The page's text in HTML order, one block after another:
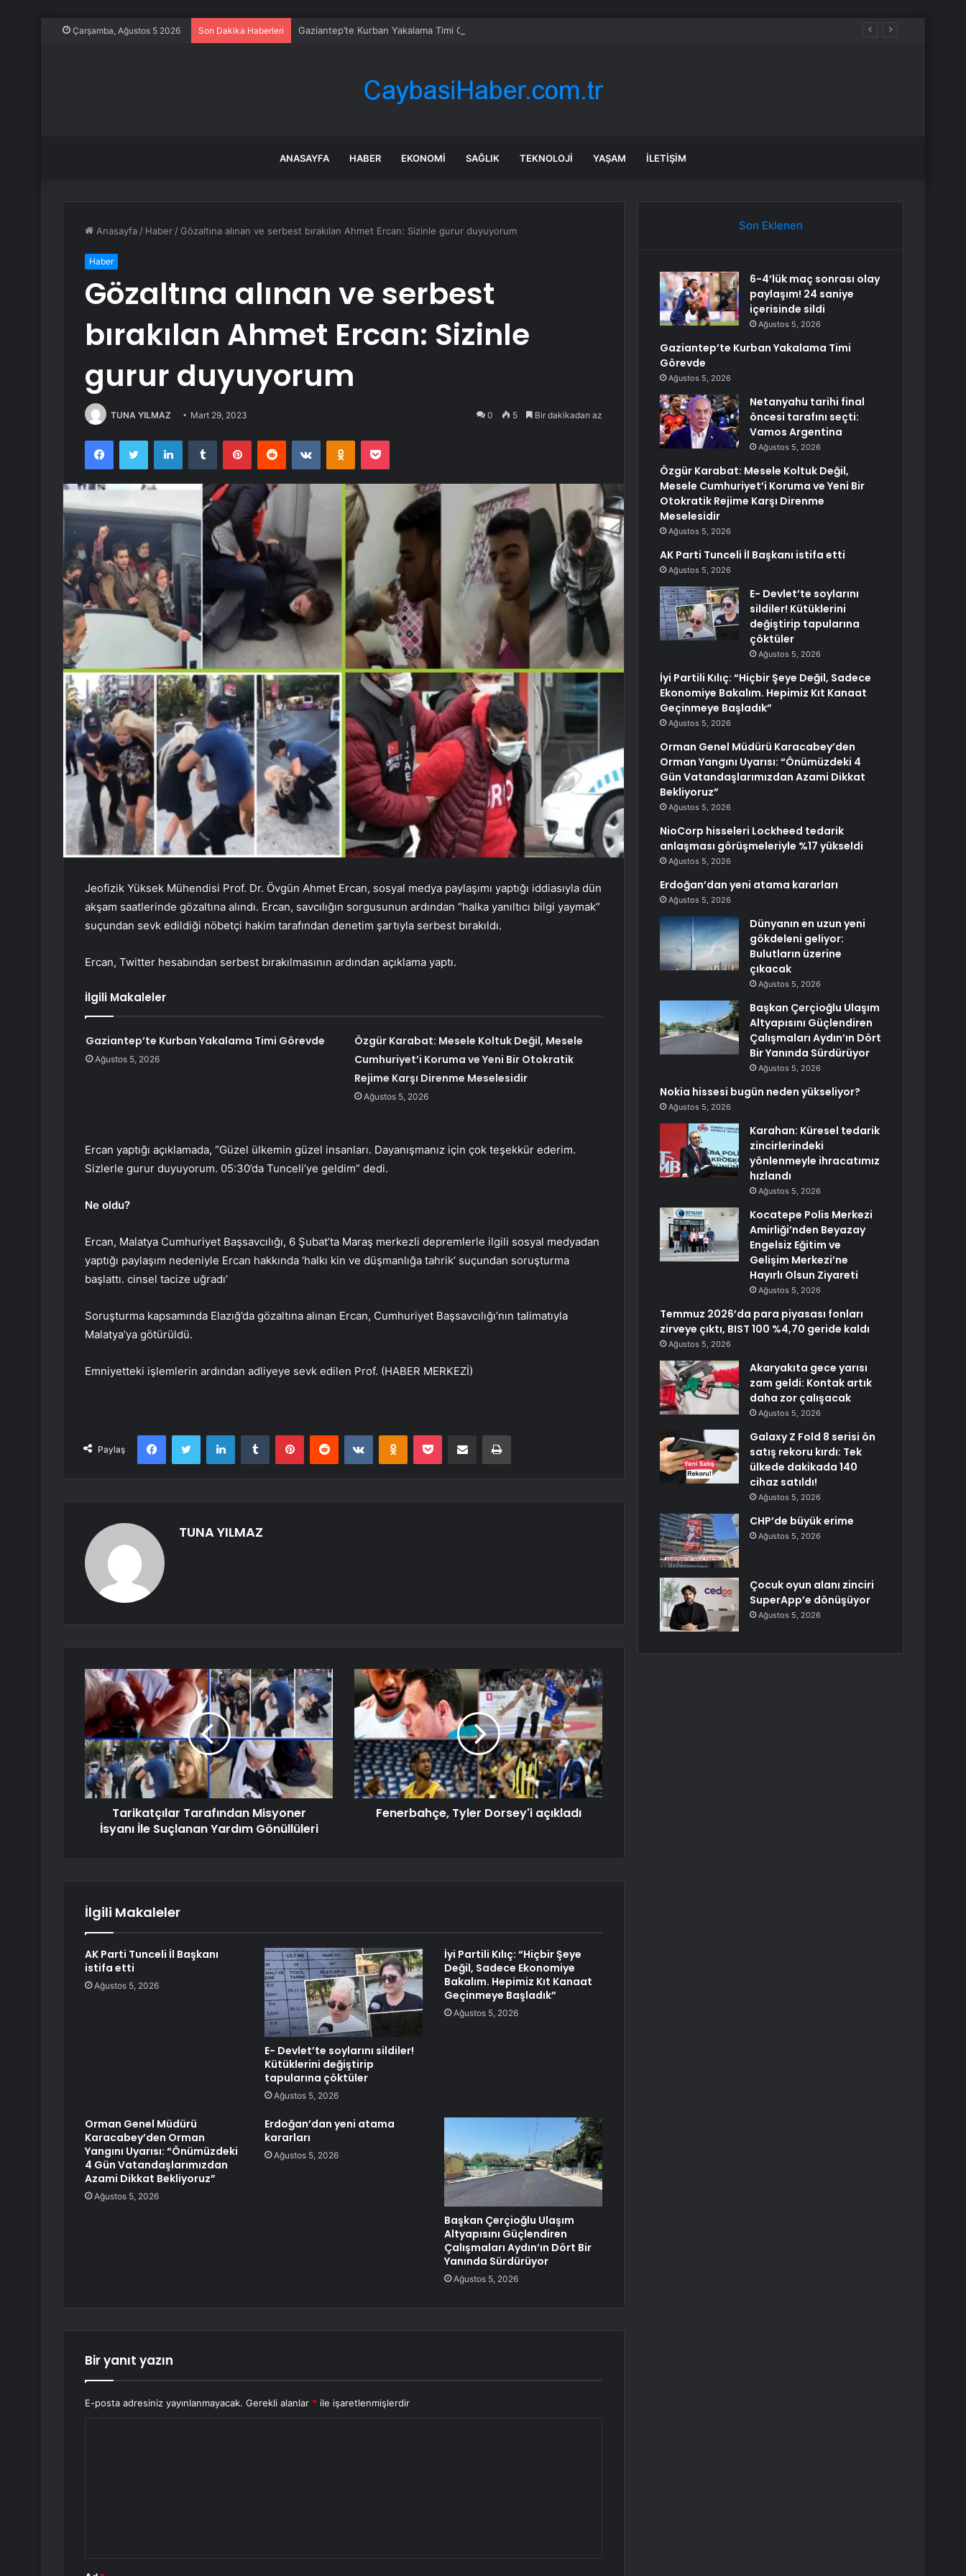
Çarşamba, Ağustos 5 2026 Son Dakika Haberleri Gaziantep’te Kurban Yakalama Timi Görevde
ANASAYFA HABER EKONOMI SAĞLIK TEKNOLOJI YAŞAM İLETIŞIM
Anasayfa / Haber / Gözaltına alınan ve serbest bırakılan Ahmet Ercan: Sizinle gurur duyuyorum
Haber
Gözaltına alınan ve serbest
bırakılan Ahmet Ercan: Sizinle
gurur duyuyorum
TUNA YILMAZ Mart 29, 2023 0 5 Bir dakikadan az
FacebookTwitter LinkedInTumblr PinterestReddit VKontakteOdnoklassniki
Pocket
Jeofizik Yüksek Mühendisi Prof. Dr. Övgün Ahmet Ercan, sosyal medya paylaşımı yaptığı iddiasıyla dün
akşam saatlerinde gözaltına alındı. Ercan, savcılığın sorgusunun ardından “halka yanıltıcı bilgi yaymak”
suçundan sevk edildiği nöbetçi hakim tarafından denetim şartıyla serbest bırakıldı.
Ercan, Twitter hesabından serbest bırakılmasının ardından açıklama yaptı.
İlgili Makaleler
Gaziantep’te Kurban Yakalama Timi Görevde
Ağustos 5, 2026
Özgür Karabat: Mesele Koltuk Değil, Mesele
Cumhuriyet’i Koruma ve Yeni Bir Otokratik
Rejime Karşı Direnme Meselesidir
Ağustos 5, 2026
Ercan yaptığı açıklamada, “Güzel ülkemin güzel insanları. Dayanışmanız için çok teşekkür ederim.
Sizlerle gurur duyuyorum. 05:30’da Tunceli’ye geldim” dedi.
Ne oldu?
Ercan, Malatya Cumhuriyet Başsavcılığı, 6 Şubat’ta Maraş merkezli depremlerle ilgili sosyal medyadan
yaptığı paylaşım nedeniyle Ercan hakkında ‘halkı kin ve düşmanlığa tahrik’ suçundan soruşturma
başlattı. cinsel tacize uğradı’
Soruşturma kapsamında Elazığ’da gözaltına alınan Ercan, Cumhuriyet Başsavcılığı’nın talimatıyla
Malatya’ya götürüldü.
Emniyetteki işlemlerin ardından adliyeye sevk edilen Prof. (HABER MERKEZİ)
Paylaş
FacebookTwitter LinkedInTumblr PinterestReddit VKontakteOdnoklassniki
Pocket E-Posta ile paylaş Yazdır
TUNA YILMAZ
Tarikatçılar Tarafından Misyoner
İsyanı İle Suçlanan Yardım Gönüllüleri
Fenerbahçe, Tyler Dorsey'i açıkladı
İlgili Makaleler
AK Parti Tunceli İl Başkanı
istifa etti
Ağustos 5, 2026
E- Devlet’te soylarını sildiler!
Kütüklerini değiştirip
tapularına çöktüler
Ağustos 5, 2026
İyi Partili Kılıç: “Hiçbir Şeye
Değil, Sadece Ekonomiye
Bakalım. Hepimiz Kıt Kanaat
Geçinmeye Başladık”
Ağustos 5, 2026
Orman Genel Müdürü
Karacabey’den Orman
Yangını Uyarısı: “Önümüzdeki
4 Gün Vatandaşlarımızdan
Azami Dikkat Bekliyoruz”
Ağustos 5, 2026
Erdoğan’dan yeni atama
kararları
Ağustos 5, 2026
Başkan Çerçioğlu Ulaşım
Altyapısını Güçlendiren
Çalışmaları Aydın’ın Dört Bir
Yanında Sürdürüyor
Ağustos 5, 2026
Bir yanıt yazın
E-posta adresiniz yayınlanmayacak. Gerekli alanlar * ile işaretlenmişlerdir
Son Eklenen
6-4’lük maç sonrası olay
paylaşım! 24 saniye
içerisinde sildi
Ağustos 5, 2026
Gaziantep’te Kurban Yakalama Timi
Görevde
Ağustos 5, 2026
Netanyahu tarihi final
öncesi tarafını seçti:
Vamos Argentina
Ağustos 5, 2026
Özgür Karabat: Mesele Koltuk Değil,
Mesele Cumhuriyet’i Koruma ve Yeni Bir
Otokratik Rejime Karşı Direnme
Meselesidir
Ağustos 5, 2026
AK Parti Tunceli İl Başkanı istifa etti
Ağustos 5, 2026
E- Devlet’te soylarını
sildiler! Kütüklerini
değiştirip tapularına
çöktüler
Ağustos 5, 2026
İyi Partili Kılıç: “Hiçbir Şeye Değil, Sadece
Ekonomiye Bakalım. Hepimiz Kıt Kanaat
Geçinmeye Başladık”
Ağustos 5, 2026
Orman Genel Müdürü Karacabey’den
Orman Yangını Uyarısı: “Önümüzdeki 4
Gün Vatandaşlarımızdan Azami Dikkat
Bekliyoruz”
Ağustos 5, 2026
NioCorp hisseleri Lockheed tedarik
anlaşması görüşmeleriyle %17 yükseldi
Ağustos 5, 2026
Erdoğan’dan yeni atama kararları
Ağustos 5, 2026
Dünyanın en uzun yeni
gökdeleni geliyor:
Bulutların üzerine
çıkacak
Ağustos 5, 2026
Başkan Çerçioğlu Ulaşım
Altyapısını Güçlendiren
Çalışmaları Aydın’ın Dört
Bir Yanında Sürdürüyor
Ağustos 5, 2026
Nokia hissesi bugün neden yükseliyor?
Ağustos 5, 2026
Karahan: Küresel tedarik
zincirlerindeki
yönlenmeyle ihracatımız
hızlandı
Ağustos 5, 2026
Kocatepe Polis Merkezi
Amirliği’nden Beyazay
Engelsiz Eğitim ve
Gelişim Merkezi’ne
Hayırlı Olsun Ziyareti
Ağustos 5, 2026
Temmuz 2026’da para piyasası fonları
zirveye çıktı, BIST 100 %4,70 geride kaldı
Ağustos 5, 2026
Akaryakıta gece yarısı
zam geldi: Kontak artık
daha zor çalışacak
Ağustos 5, 2026
Galaxy Z Fold 8 serisi ön
satış rekoru kırdı: Tek
ülkede dakikada 140
cihaz satıldı!
Ağustos 5, 2026
CHP’de büyük erime
Ağustos 5, 2026
Çocuk oyun alanı zinciri
SuperApp’e dönüşüyor
Ağustos 5, 2026